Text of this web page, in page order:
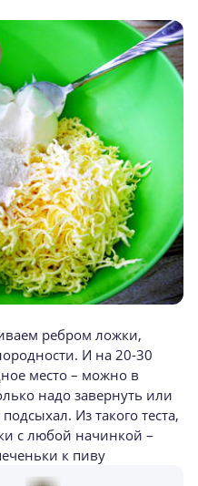
ребром ложки,
И на 20-30
место – можно в
надо завернуть или
Из такого теста,
с любой начинкой –
к пиву